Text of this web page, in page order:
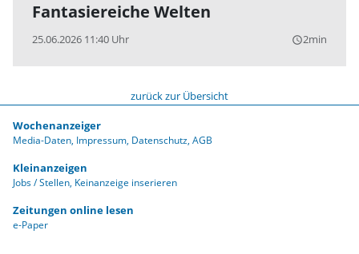
Fantasiereiche Welten
25.06.2026 11:40 Uhr query_builder2min
zurück zur Übersicht
Wochenanzeiger
Media-Daten Impressum Datenschutz AGB
Kleinanzeigen
Jobs / Stellen Keinanzeige inserieren
Zeitungen online lesen
e-Paper